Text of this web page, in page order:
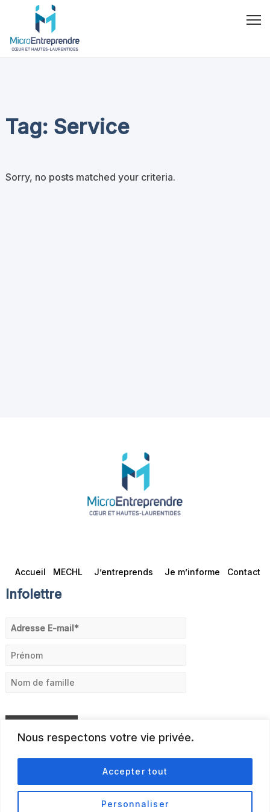
Nous respectons votre vie privée.
Personnaliser
Accepter tout
Tag: Service
Sorry, no posts matched your criteria.
Accueil MECHL J’entreprends Je m’informe Contact
Infolettre